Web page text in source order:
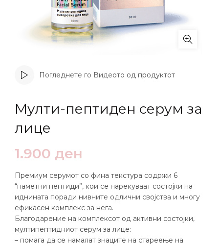
Погледнете го Видеото од продуктот
Мулти-пептиден серум за
лице
1.900 ден
Премиум серумот со фина текстура содржи 6
“паметни пептиди”, кои се нарекуваат состојки на
иднината поради нивните одлични својства и многу
ефикасен комплекс за нега.
Благодарение на комплексот од активни состојки,
мултипептидниот серум за лице:
– помага да се намалат знаците на стареење на